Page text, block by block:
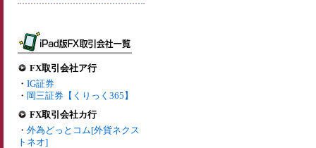
FX取引会社ア行
・ IG証券
・ 岡三証券【くりっく365】
FX取引会社カ行
・ 外為どっとコム[外貨ネクス
トネオ]